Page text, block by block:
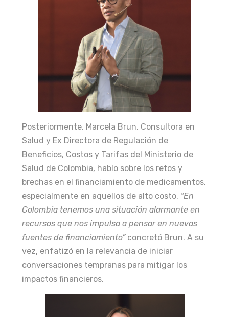
Posteriormente, Marcela Brun, Consultora en
Salud y Ex Directora de Regulación de
Beneficios, Costos y Tarifas del Ministerio de
Salud de Colombia, hablo sobre los retos y
brechas en el financiamiento de medicamentos,
especialmente en aquellos de alto costo. “En
Colombia tenemos una situación alarmante en
recursos que nos impulsa a pensar en nuevas
fuentes de financiamiento” concretó Brun. A su
vez, enfatizó en la relevancia de iniciar
conversaciones tempranas para mitigar los
impactos financieros.